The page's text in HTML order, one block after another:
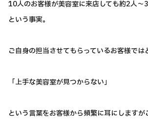
10人のお客様が美容室に来店しても約2人～
という事実。
ご自身の担当させてもらっているお客様では
「上手な美容室が見つからない」
という言葉をお客様から頻繁に耳にします